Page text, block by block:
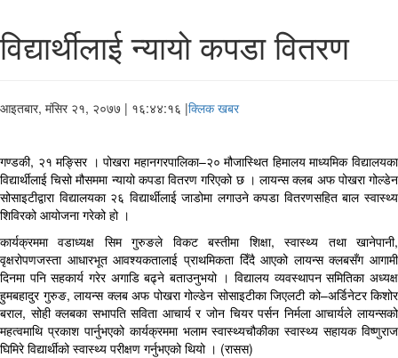
विद्यार्थीलाई न्यायो कपडा वितरण
आइतबार, मंसिर २१, २०७७ | १६:४४:१६ |क्लिक खबर
गण्डकी, २१ मङ्सिर । पोखरा महानगरपालिका–२० मौजास्थित हिमालय माध्यमिक विद्यालयका
विद्यार्थीलाई चिसो मौसममा न्यायो कपडा वितरण गरिएको छ । लायन्स क्लब अफ पोखरा गोल्डेन
सोसाइटीद्वारा विद्यालयका २६ विद्यार्थीलाई जाडोमा लगाउने कपडा वितरणसहित बाल स्वास्थ्य
शिविरको आयोजना गरेको हो ।
कार्यक्रममा वडाध्यक्ष सिम गुरुङले विकट बस्तीमा शिक्षा, स्वास्थ्य तथा खानेपानी,
वृक्षरोपणजस्ता आधारभूत आवश्यकतालाई प्राथमिकता दिँदै आएको लायन्स क्लबसँग आगामी
दिनमा पनि सहकार्य गरेर अगाडि बढ्ने बताउनुभयो । विद्यालय व्यवस्थापन समितिका अध्यक्ष
हुमबहादुर गुरुङ, लायन्स क्लब अफ पोखरा गोल्डेन सोसाइटीका जिएलटी को–अर्डिनेटर किशोर
बराल, सोही क्लबका सभापति सविता आचार्य र जोन चियर पर्सन निर्मला आचार्यले लायन्सको
महत्वमाथि प्रकाश पार्नुभएको कार्यक्रममा भलाम स्वास्थ्यचौकीका स्वास्थ्य सहायक विष्णुराज
घिमिरे विद्यार्थीको स्वास्थ्य परीक्षण गर्नुभएको थियो । (रासस)